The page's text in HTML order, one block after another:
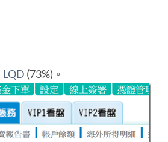
LQD (73%)。